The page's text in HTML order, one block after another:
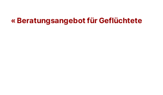
Veranstaltung-
«Beratungsangebot für Geflüchtete